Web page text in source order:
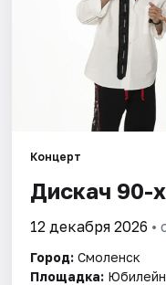
Площадки
Артисты
Рейтинги
Концерт
Дискач 90-
12 декабря 2026 •
Город: Смоленск
Площадка: